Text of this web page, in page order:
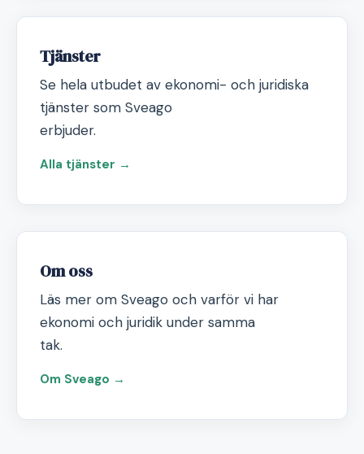
Tjänster
Se hela utbudet av ekonomi- och juridiska
tjänster som Sveago
erbjuder.
Alla tjänster →
Om oss
Läs mer om Sveago och varför vi har
ekonomi och juridik under samma
tak.
Om Sveago →